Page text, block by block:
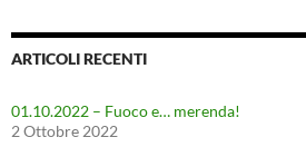
ARTICOLI RECENTI
01.10.2022 – Fuoco e… merenda!
2 Ottobre 2022